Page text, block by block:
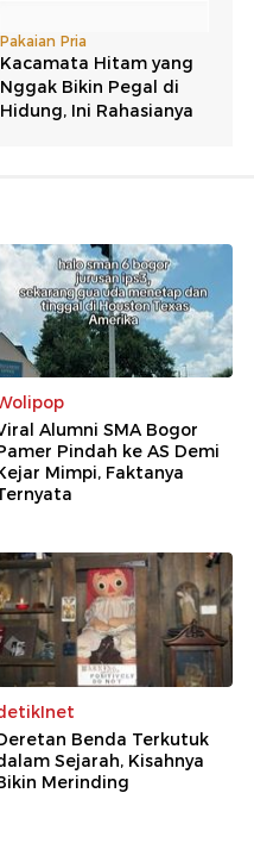
Alumni SMA Bogor
Pindah ke AS Demi
Mimpi, Faktanya
Benda Terkutuk
Sejarah, Kisahnya
Merinding